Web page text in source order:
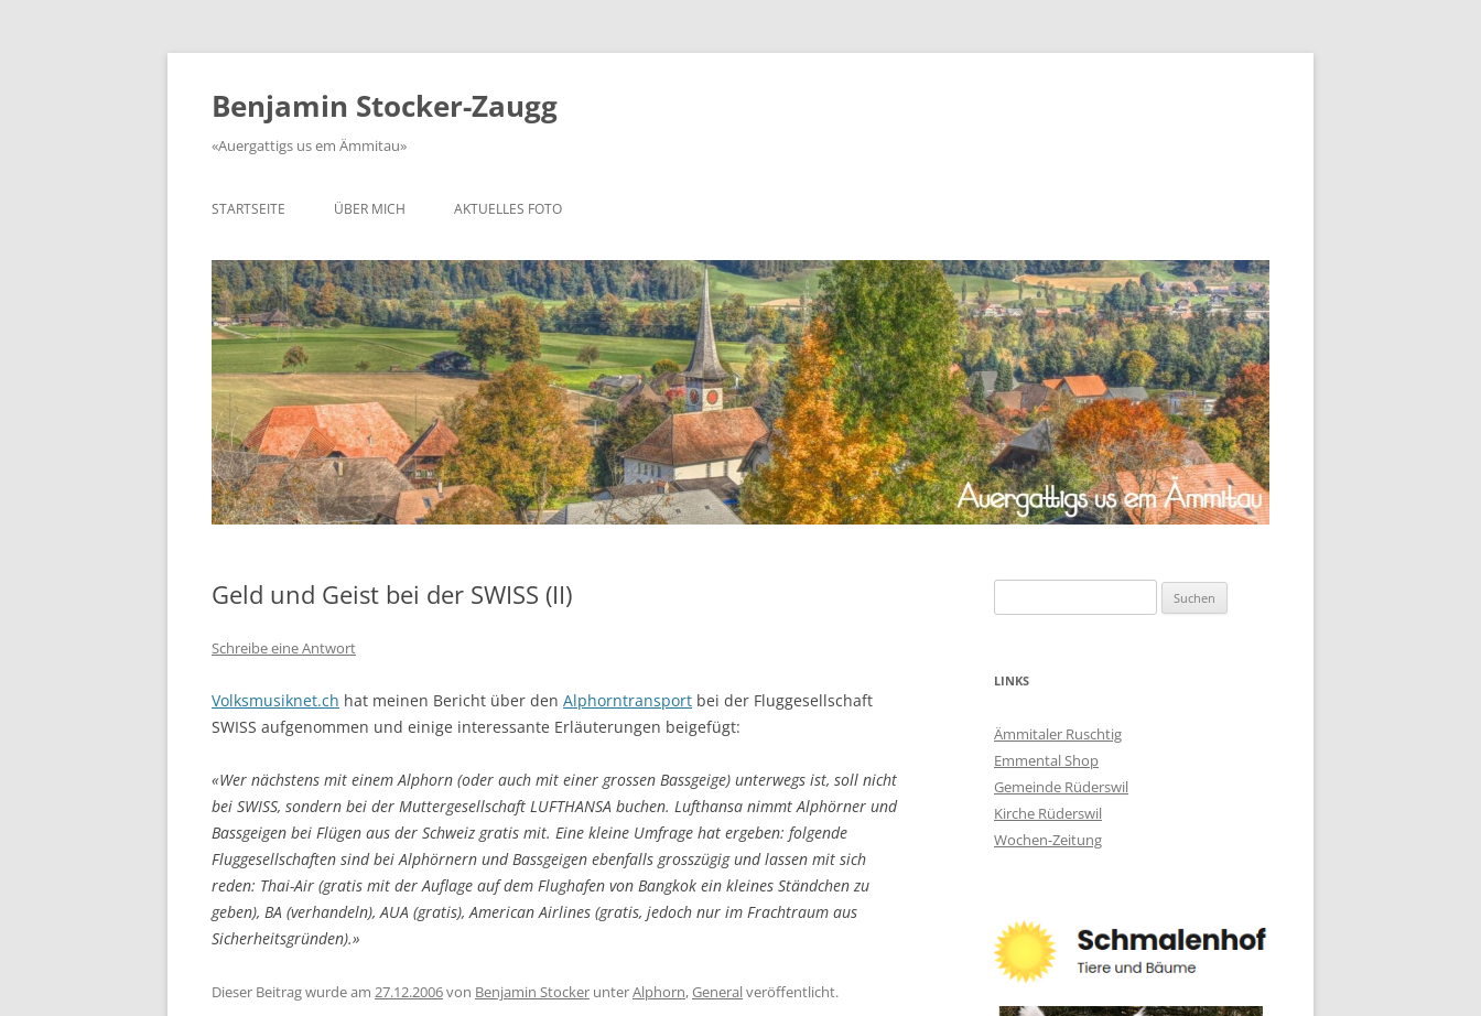
Zum
springen
Benjamin Stocker-Zaugg
«Auergattigs us em Ämmitau»
STARTSEITE ÜBER MICH AKTUELLES FOTO
Geld und Geist bei der SWISS (II)
Schreibe eine Antwort
Volksmusiknet.ch hat meinen Bericht über den Alphorntransport bei der Fluggesellschaft
SWISS aufgenommen und einige interessante Erläuterungen beigefügt:
«Wer nächstens mit einem Alphorn (oder auch mit einer grossen Bassgeige) unterwegs ist, soll nicht
bei SWISS, sondern bei der Muttergesellschaft LUFTHANSA buchen. Lufthansa nimmt Alphörner und
Bassgeigen bei Flügen aus der Schweiz gratis mit. Eine kleine Umfrage hat ergeben: folgende
Fluggesellschaften sind bei Alphörnern und Bassgeigen ebenfalls grosszügig und lassen mit sich
reden: Thai-Air (gratis mit der Auflage auf dem Flughafen von Bangkok ein kleines Ständchen zu
geben), BA (verhandeln), AUA (gratis), American Airlines (gratis, jedoch nur im Frachtraum aus
Sicherheitsgründen).»
Dieser Beitrag wurde am 27.12.2006von Benjamin Stocker unterAlphorn,Generalveröffentlicht.
nach:
LINKS
Ämmitaler Ruschtig
Emmental Shop
Gemeinde Rüderswil
Kirche Rüderswil
Wochen-Zeitung